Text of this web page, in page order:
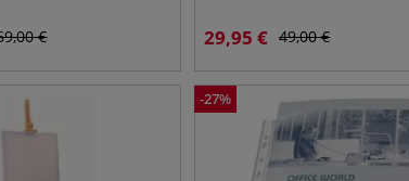
€ 29,95 € 49,00€
-27%